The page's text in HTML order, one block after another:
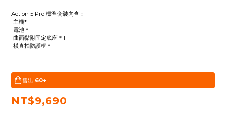
Action 5 Pro 標準套裝內含：
-主機*1
-電池＊1
-曲面黏附固定底座＊1
-橫直拍防護框＊1
售出 60+
NT$9,690